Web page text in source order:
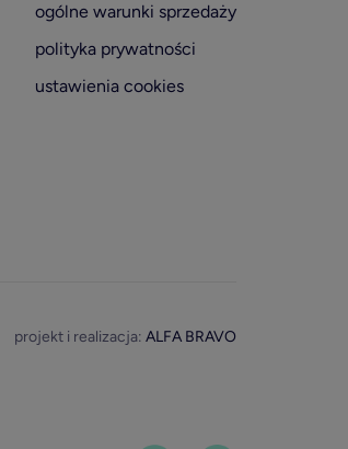
ogólne warunki sprzedaży
polityka prywatności
ustawienia cookies
projekt i realizacja: ALFA BRAVO